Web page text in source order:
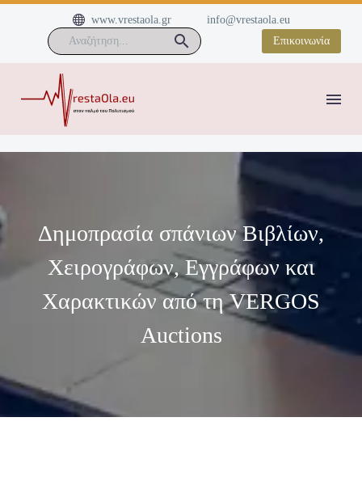

 www.vrestaola.gr
info@vrestaola.eu
Επικοινωνία
Δημοπρασία σπάνιων Βιβλίων,
Χειρογράφων, Εγγράφων και
Χαρακτικών από τη VERGOS
Auctions